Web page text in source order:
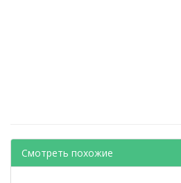
Смотреть похожие